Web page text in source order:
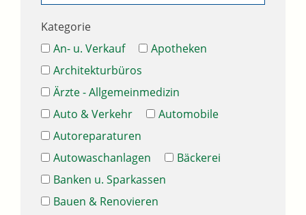
Kategorie
An- u. Verkauf
Apotheken
Architekturbüros
Ärzte - Allgemeinmedizin
Auto & Verkehr
Automobile
Autoreparaturen
Autowaschanlagen
Bäckerei
Banken u. Sparkassen
Bauen & Renovieren